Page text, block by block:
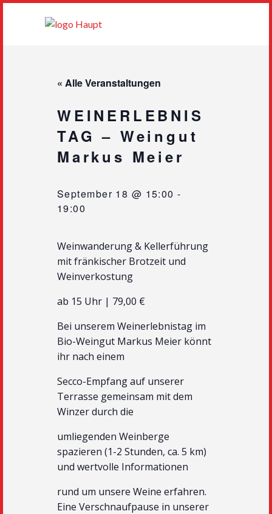
« Alle Veranstaltungen
WEINERLEBNIS
TAG – Weingut
Markus Meier
September 18 @ 15:00 -
19:00
Weinwanderung & Kellerführung
mit fränkischer Brotzeit und
Weinverkostung
ab 15 Uhr | 79,00 €
Bei unserem Weinerlebnistag im
Bio-Weingut Markus Meier könnt
ihr nach einem
Secco-Empfang auf unserer
Terrasse gemeinsam mit dem
Winzer durch die
umliegenden Weinberge
spazieren (1-2 Stunden, ca. 5 km)
und wertvolle Informationen
rund um unsere Weine erfahren.
Eine Verschnaufpause in unserer